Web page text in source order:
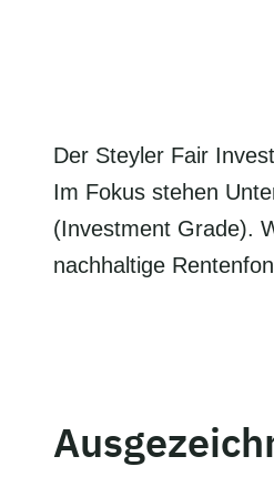
Der Steyler Fair
Im Fokus stehen
(Investment Grade).
nachhaltige
und Staaten, die mit
Ethik Bank im Einklang
und die Kompetenz